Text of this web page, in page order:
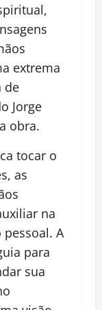
extrema
de
Jorge
obra.
tocar o
as
na
A
para
sua